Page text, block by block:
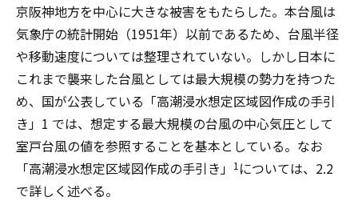
京阪神地方を中心に大きな被害をもたらした。本台風は
気象庁の統計開始（1951年）以前であるため、台風半径
や移動速度については整理されていない。しかし日本に
これまで襲来した台風としては最大規模の勢力を持つた
め、国が公表している「高潮浸水想定区域図作成の手引
き」1 では、想定する最大規模の台風の中心気圧として
室戸台風の値を参照することを基本としている。なお
「高潮浸水想定区域図作成の手引き」
1 については、2.2
で詳しく述べる。